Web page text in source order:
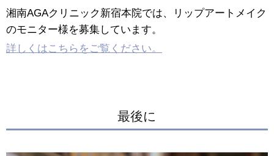
湘南AGAクリニック新宿本院では、リップアートメイク
のモニター様を募集しています。
詳しくはこちらをご覧ください。
最後に